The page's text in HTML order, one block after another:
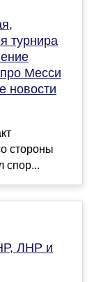
турнира
Месси
новости
стороны
спор...
ЛНР и